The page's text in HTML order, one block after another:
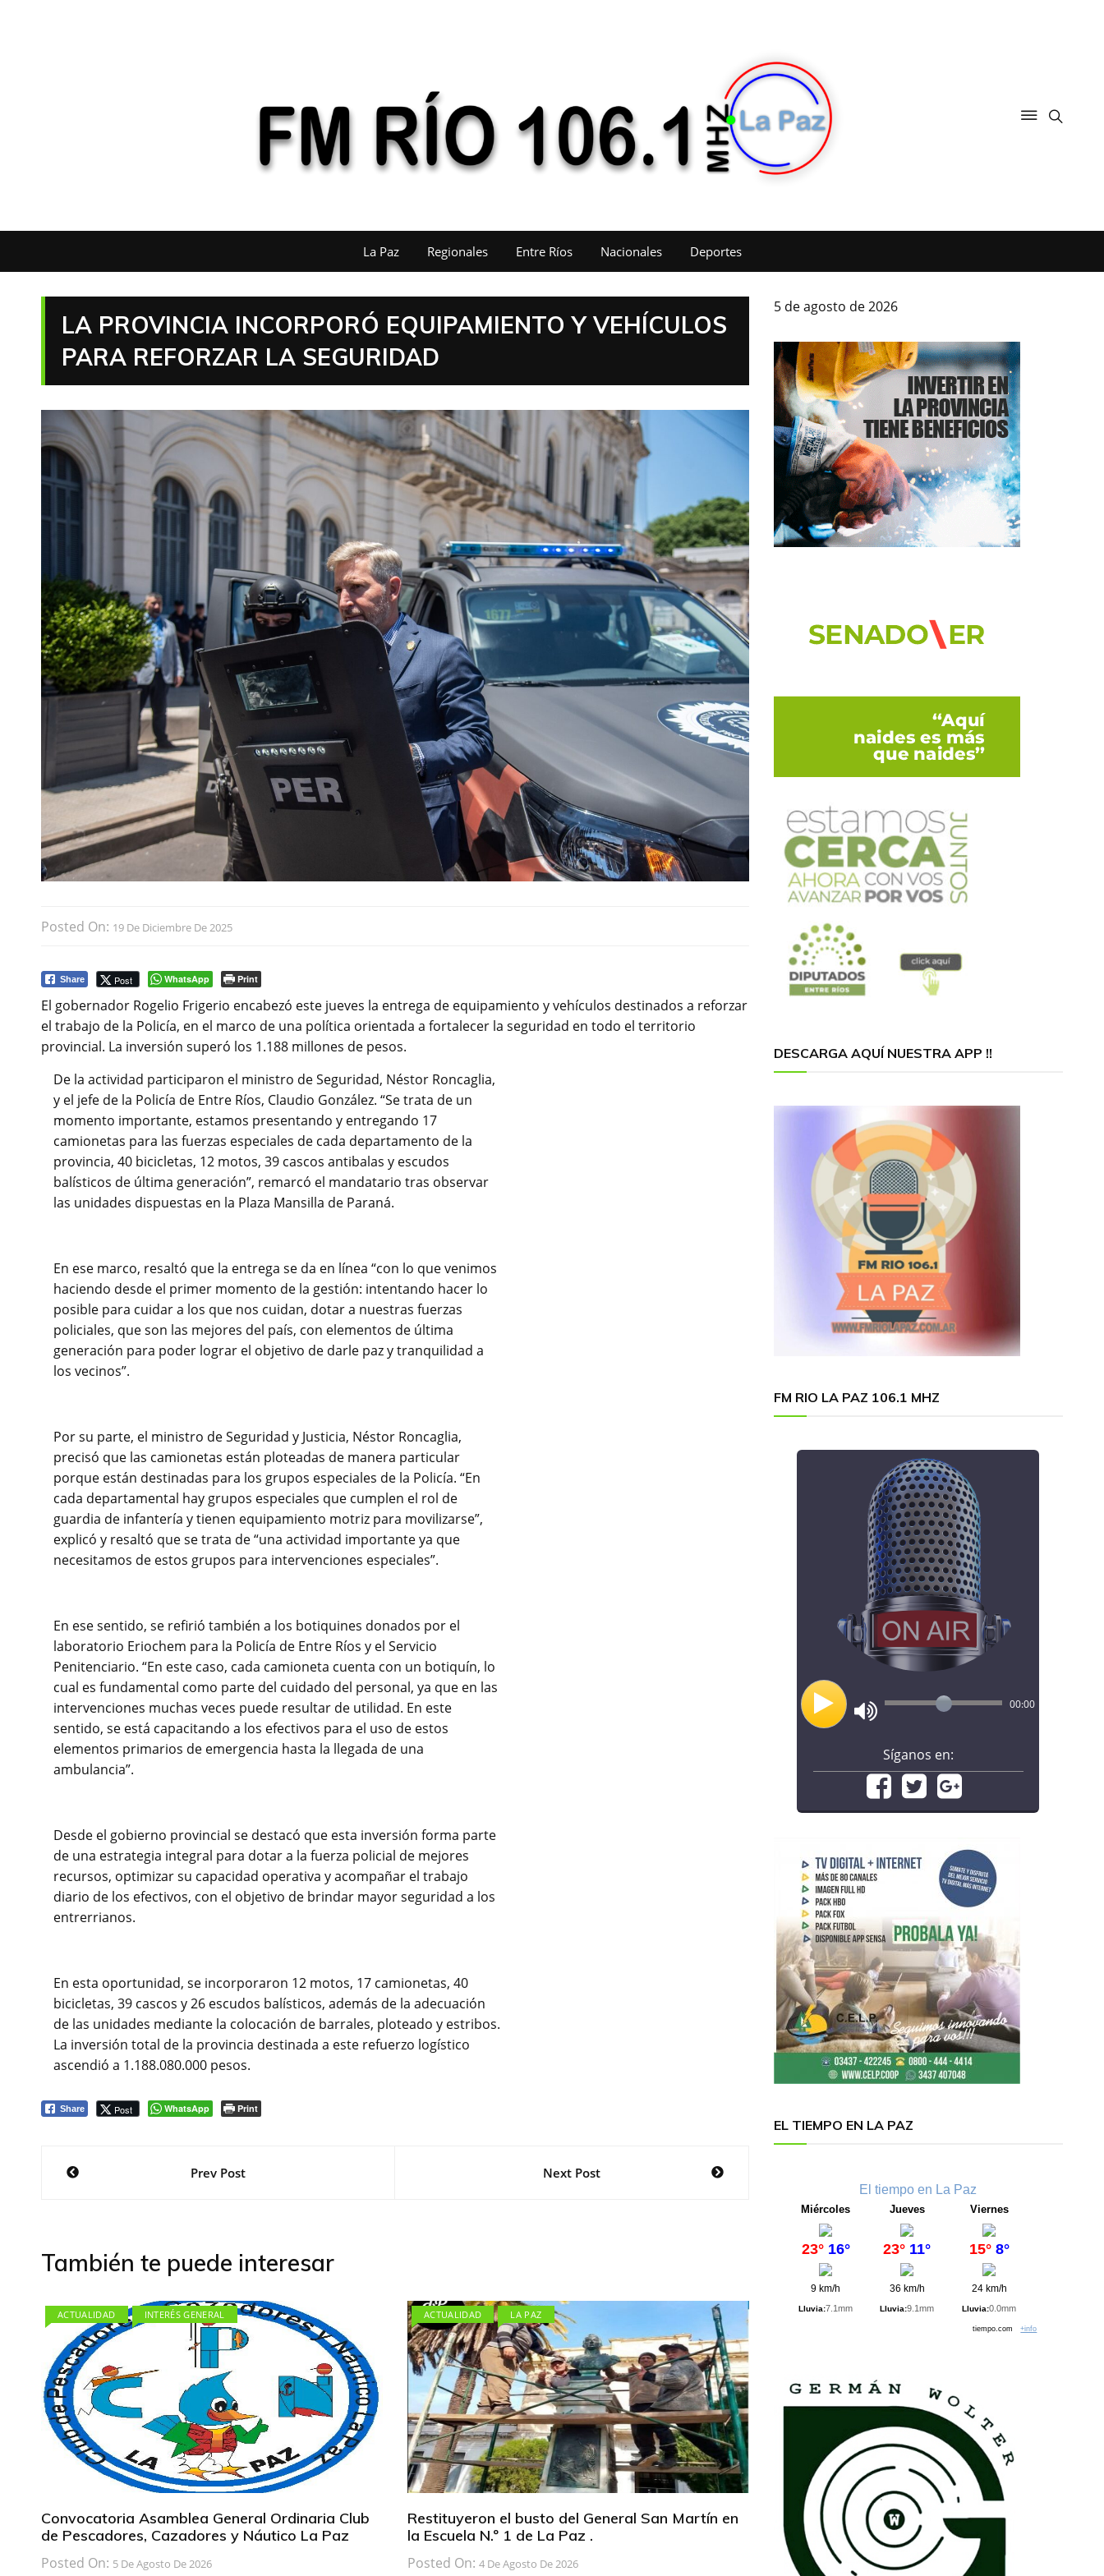
La Paz Regionales Entre Ríos Nacionales Deportes
LA PROVINCIA INCORPORÓ EQUIPAMIENTO Y VEHÍCULOS
PARA REFORZAR LA SEGURIDAD
Posted On: 19 De Diciembre De 2025
Share Post WhatsApp Print
El gobernador Rogelio Frigerio encabezó este jueves la entrega de equipamiento y vehículos destinados a reforzar
el trabajo de la Policía, en el marco de una política orientada a fortalecer la seguridad en todo el territorio
provincial. La inversión superó los 1.188 millones de pesos.
De la actividad participaron el ministro de Seguridad, Néstor Roncaglia,
y el jefe de la Policía de Entre Ríos, Claudio González. “Se trata de un
momento importante, estamos presentando y entregando 17
camionetas para las fuerzas especiales de cada departamento de la
provincia, 40 bicicletas, 12 motos, 39 cascos antibalas y escudos
balísticos de última generación”, remarcó el mandatario tras observar
las unidades dispuestas en la Plaza Mansilla de Paraná.
En ese marco, resaltó que la entrega se da en línea “con lo que venimos
haciendo desde el primer momento de la gestión: intentando hacer lo
posible para cuidar a los que nos cuidan, dotar a nuestras fuerzas
policiales, que son las mejores del país, con elementos de última
generación para poder lograr el objetivo de darle paz y tranquilidad a
los vecinos”.
Por su parte, el ministro de Seguridad y Justicia, Néstor Roncaglia,
precisó que las camionetas están ploteadas de manera particular
porque están destinadas para los grupos especiales de la Policía. “En
cada departamental hay grupos especiales que cumplen el rol de
guardia de infantería y tienen equipamiento motriz para movilizarse”,
explicó y resaltó que se trata de “una actividad importante ya que
necesitamos de estos grupos para intervenciones especiales”.
En ese sentido, se refirió también a los botiquines donados por el
laboratorio Eriochem para la Policía de Entre Ríos y el Servicio
Penitenciario. “En este caso, cada camioneta cuenta con un botiquín, lo
cual es fundamental como parte del cuidado del personal, ya que en las
intervenciones muchas veces puede resultar de utilidad. En este
sentido, se está capacitando a los efectivos para el uso de estos
elementos primarios de emergencia hasta la llegada de una
ambulancia”.
Desde el gobierno provincial se destacó que esta inversión forma parte
de una estrategia integral para dotar a la fuerza policial de mejores
recursos, optimizar su capacidad operativa y acompañar el trabajo
diario de los efectivos, con el objetivo de brindar mayor seguridad a los
entrerrianos.
En esta oportunidad, se incorporaron 12 motos, 17 camionetas, 40
bicicletas, 39 cascos y 26 escudos balísticos, además de la adecuación
de las unidades mediante la colocación de barrales, ploteado y estribos.
La inversión total de la provincia destinada a este refuerzo logístico
ascendió a 1.188.080.000 pesos.
Share Post WhatsApp Print
NavegaciónPrev Post Next Post
También te puede interesar
ACTUALIDAD INTERÉS GENERAL
Convocatoria Asamblea General Ordinaria Club
de Pescadores, Cazadores y Náutico La Paz
Posted On: 5 De Agosto De 2026
ACTUALIDAD LA PAZ
Restituyeron el busto del General San Martín en
la Escuela N.º 1 de La Paz .
Posted On: 4 De Agosto De 2026
5 de agosto de 2026
DESCARGA AQUÍ NUESTRA APP !!
FM RIO LA PAZ 106.1 MHZ
00:00
Síganos en:
EL TIEMPO EN LA PAZ
El tiempo en La Paz
Miércoles
23° 16°
9 km/h
Lluvia:7.1mm
Jueves
23° 11°
36 km/h
Lluvia:9.1mm
Viernes
15° 8°
24 km/h
Lluvia:0.0mm
tiempo.com+info